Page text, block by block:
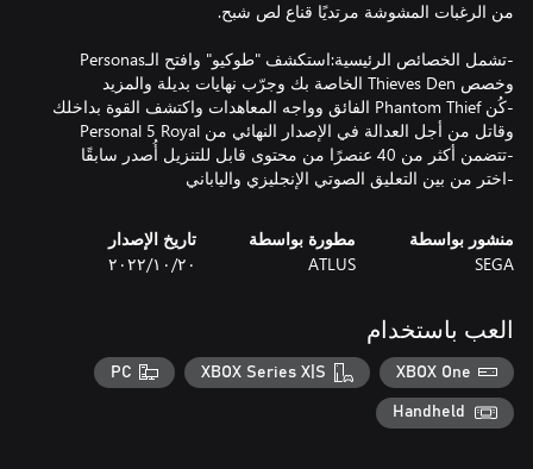
-تشمل الخصائص الرئيسية:استكشف "طوكيو" وافتح الـPersonas
-كُن Phantom Thief الفائق وواجه المعاهدات واكتشف القوة بداخلك
-اختر من بين التعليق الصوتي الإنجليزي والياباني
منشور بواسطة
SEGA
مطورة بواسطة
ATLUS
تاريخ الإصدار
٢٠‏/١٠‏/٢٠٢٢
العب باستخدام
XBOX One
XBOX Series X|S
PC
Handheld